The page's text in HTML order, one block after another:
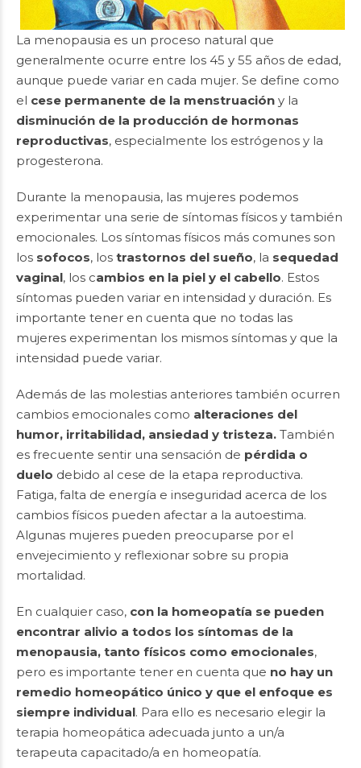
La menopausia es un proceso natural que
generalmente ocurre entre los 45 y 55 años de edad,
aunque puede variar en cada mujer. Se define como
el cese permanente de la menstruación y la
disminución de la producción de hormonas
reproductivas, especialmente los estrógenos y la
progesterona.
Durante la menopausia, las mujeres podemos
experimentar una serie de síntomas físicos y también
emocionales. Los síntomas físicos más comunes son
los sofocos, los trastornos del sueño, la sequedad
vaginal, los cambios en la piel y el cabello. Estos
síntomas pueden variar en intensidad y duración. Es
importante tener en cuenta que no todas las
mujeres experimentan los mismos síntomas y que la
intensidad puede variar.
Además de las molestias anteriores también ocurren
cambios emocionales como alteraciones del
humor, irritabilidad, ansiedad y tristeza. También
es frecuente sentir una sensación de pérdida o
duelo debido al cese de la etapa reproductiva.
Fatiga, falta de energía e inseguridad acerca de los
cambios físicos pueden afectar a la autoestima.
Algunas mujeres pueden preocuparse por el
envejecimiento y reflexionar sobre su propia
mortalidad.
En cualquier caso, con la homeopatía se pueden
encontrar alivio a todos los síntomas de la
menopausia, tanto físicos como emocionales,
pero es importante tener en cuenta que no hay un
remedio homeopático único y que el enfoque es
siempre individual. Para ello es necesario elegir la
terapia homeopática adecuada junto a un/a
terapeuta capacitado/a en homeopatía.